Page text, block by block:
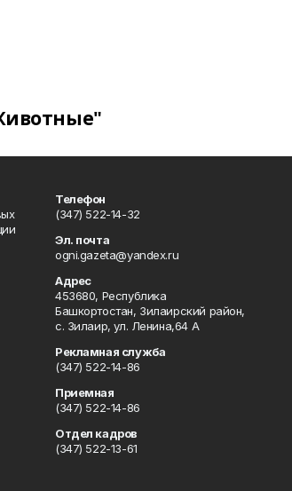
Телефон
(347) 522-14-32
Эл. почта
ogni.gazeta@yandex.ru
Адрес
453680, Республика
Башкортостан, Зилаирский район,
с. Зилаир, ул. Ленина,64 А
Рекламная служба
(347) 522-14-86
Приемная
(347) 522-14-86
Отдел кадров
(347) 522-13-61